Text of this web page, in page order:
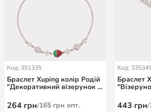
Код: 351335
Браслет Xuping колір Родій
"Декоративний візерунок з
довжина 10-24см х 1-7мм
264 грн/165 грн опт.
Код:
Браслет
17,19см х
443 грн/